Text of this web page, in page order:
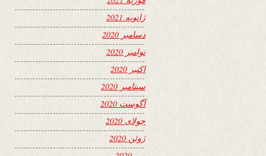
ژانویه 2021
دسامبر 2020
نوامبر 2020
اکتبر 2020
سپتامبر 2020
آگوست 2020
جولای 2020
ژوئن 2020